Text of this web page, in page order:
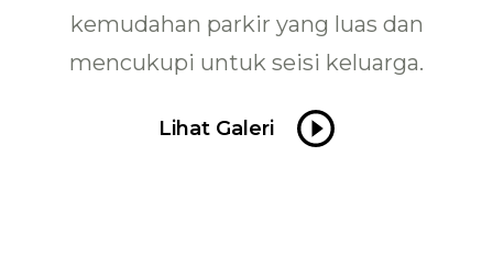
kemudahan parkir yang luas dan
mencukupi untuk seisi keluarga.
Lihat Galeri